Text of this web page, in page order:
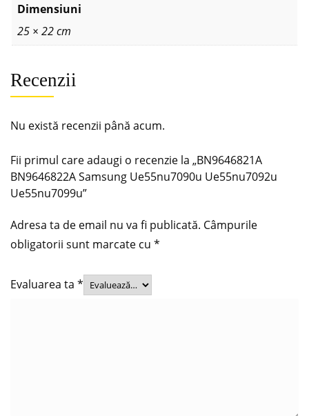
Dimensiuni
25 × 22 cm
Recenzii
Nu există recenzii până acum.
Fii primul care adaugi o recenzie la „BN9646821A
BN9646822A Samsung Ue55nu7090u Ue55nu7092u
Ue55nu7099u”
Adresa ta de email nu va fi publicată. Câmpurile
obligatorii sunt marcate cu *
Evaluarea ta *